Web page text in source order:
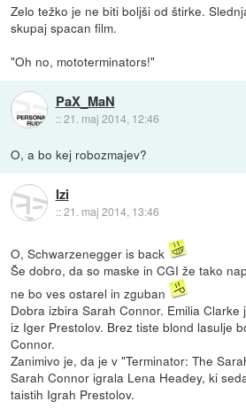
Zelo težko je ne biti boljši od štirke.
skupaj spacan film.
"Oh no, mototerminators!"
PaX_MaN
::21. maj 2014, 12:46
O, a bo kej robozmajev?
Izi
::21. maj 2014, 13:46
O, Schwarzenegger is back
Še dobro, da so maske in CGI že tako
ne bo ves ostarel in zguban
Dobra izbira Sarah Connor. Emilia
iz Iger Prestolov. Brez tiste blond lasulje
Connor.
Zanimivo je, da je v "Terminator: The
Sarah Connor igrala Lena Headey, ki
taistih Igrah Prestolov.